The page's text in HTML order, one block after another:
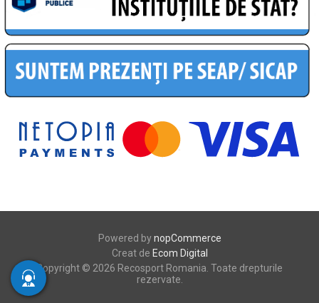
Powered bynopCommerce
Creat de Ecom Digital
Copyright © 2026 Recosport Romania. Toate drepturile
rezervate.